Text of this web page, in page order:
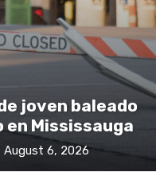
joven baleado
Mississauga
August 6, 2026